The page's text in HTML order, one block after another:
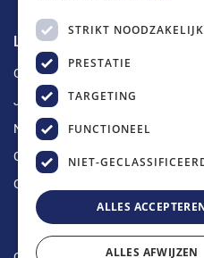
Longin Service
Over ons
Jobs
Nieuws
Contact
Offerte aanvragen
STRIKT NOODZAKELIJK
PRESTATIE
TARGETING
FUNCTIONEEL
NIET-
ALLES
ALLES AFWIJZEN